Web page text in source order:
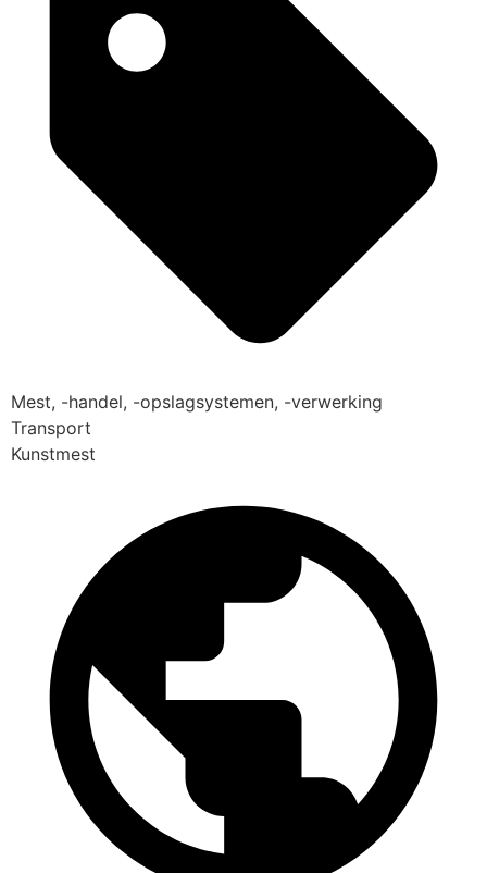
Mest, -handel, -opslagsystemen, -verwerking
Transport
Kunstmest